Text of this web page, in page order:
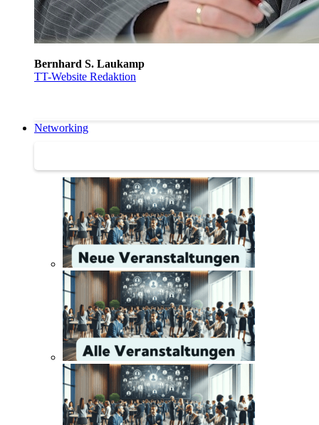
Bernhard S. Laukamp
TT-Website Redaktion
Networking